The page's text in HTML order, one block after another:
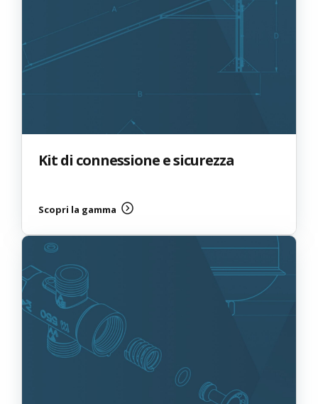
Kit di connessione e sicurezza
Scopri la gamma